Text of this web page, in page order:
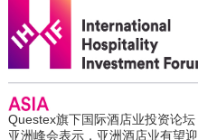
Questex旗下国际酒店业投资论坛
亚洲峰会表示，亚洲酒店业有望迎